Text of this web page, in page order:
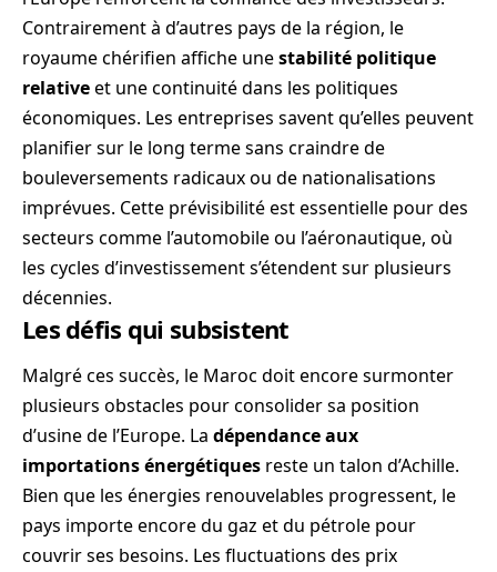
Contrairement à d’autres pays de la région, le
royaume chérifien affiche unestabilité politique
relativeet une continuité dans les politiques
économiques. Les entreprises savent qu’elles peuvent
planifier sur le long terme sans craindre de
bouleversements radicaux ou de nationalisations
imprévues. Cette prévisibilité est essentielle pour des
secteurs comme l’automobile ou l’aéronautique, où
les cycles d’investissement s’étendent sur plusieurs
décennies.
Les défis qui subsistent
Malgré ces succès, le Maroc doit encore surmonter
plusieurs obstacles pour consolider sa position
d’usine de l’Europe. La dépendance aux
importations énergétiques reste un talon d’Achille.
Bien que les énergies renouvelables progressent, le
pays importe encore du gaz et du pétrole pour
couvrir ses besoins. Les fluctuations des prix